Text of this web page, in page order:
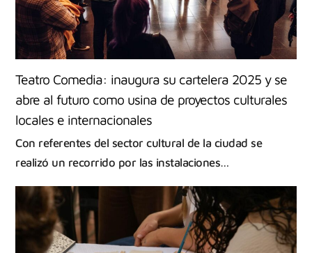
Teatro Comedia: inaugura su cartelera 2025 y se
abre al futuro como usina de proyectos culturales
locales e internacionales
Con referentes del sector cultural de la ciudad se
realizó un recorrido por las instalaciones…